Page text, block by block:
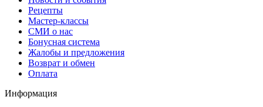
Рецепты
Мастер-классы
СМИ о нас
Бонусная система
Жалобы и предложения
Возврат и обмен
Оплата
Информация